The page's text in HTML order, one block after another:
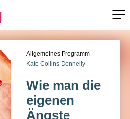
Allgemeines Programm
Kate Collins-Donnelly
Wie man die
eigenen
Ängste